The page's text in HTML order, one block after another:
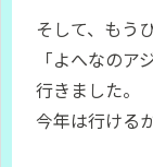
そして、もう
「よへなのア
行きました。
今年は行ける